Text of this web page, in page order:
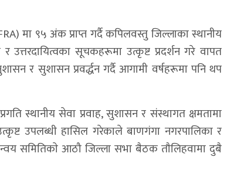
मा ९५ अंक प्राप्त गर्दै कपिलवस्तु जिल्लाका स्थानीय
उत्तरदायित्वका सूचकहरूमा उत्कृष्ट प्रदर्शन गरे वापत
र सुशासन प्रवर्द्धन गर्दै आगामी वर्षहरूमा पनि थप
स्थानीय सेवा प्रवाह, सुशासन र संस्थागत क्षमतामा
उपलब्धी हासिल गरेकाले बाणगंगा नगरपालिका र
समितिकाे आठौ जिल्ला सभा बैठक ताैलिहवामा दुबै